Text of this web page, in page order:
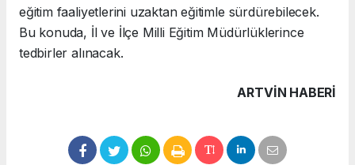
eğitim faaliyetlerini uzaktan eğitimle sürdürebilecek.
Bu konuda, İl ve İlçe Milli Eğitim Müdürlüklerince
tedbirler alınacak.
ARTVIN HABERİ